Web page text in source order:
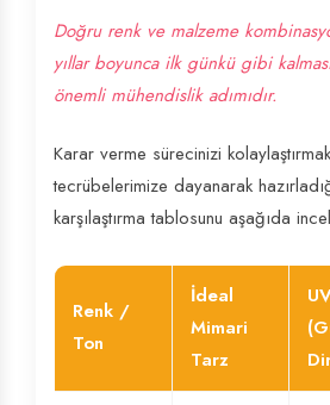
Doğru renk ve malzeme
yıllar boyunca ilk günkü gibi
önemli mühendislik adımıdır.
Karar verme sürecinizi
tecrübelerimize dayanarak
karşılaştırma tablosunu aşağıda
Renk /
Ton
İdeal
Mimari
Tarz